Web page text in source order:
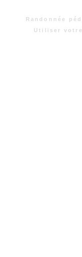
Randonnée
Utiliser